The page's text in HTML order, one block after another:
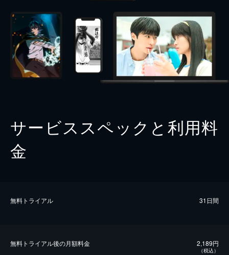
サービススペックと利用料
金
無料トライアル 31日間
無料トライアル後の⽉額料金 2,189円
（税込）